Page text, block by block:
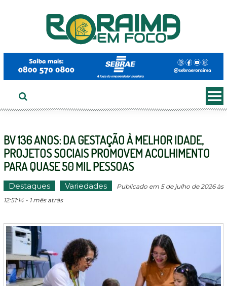
BV 136 ANOS: DA GESTAÇÃO À MELHOR IDADE,
PROJETOS SOCIAIS PROMOVEM ACOLHIMENTO
PARA QUASE 50 MIL PESSOAS
Destaques Variedades
Publicado em 5 de julho de 2026 às
12:51:14 - 1 mês atrás